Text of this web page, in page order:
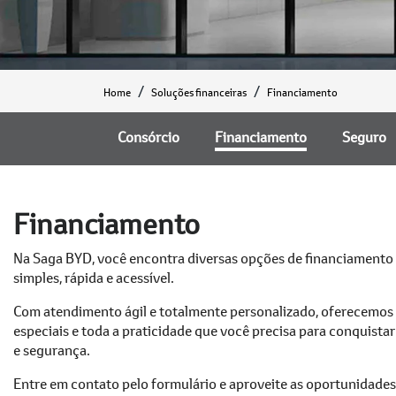
Home Soluções financeiras Financiamento
Consórcio Financiamento Seguro
Financiamento
Na Saga BYD, você encontra diversas opções de
simples, rápida e acessível.
Com atendimento ágil e totalmente personalizado,
especiais e toda a praticidade que você precisa para
e segurança.
Entre em contato pelo formulário e aproveite as